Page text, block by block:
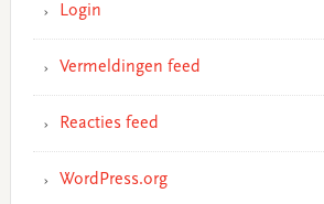
Login
Vermeldingen feed
Reacties feed
WordPress.org